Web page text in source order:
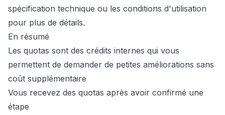
spécification technique ou les conditions d'utilisation
pour plus de détails.
En résumé
Les quotas sont des crédits internes qui vous
permettent de demander de petites améliorations sans
coût supplémentaire
Vous recevez des quotas après avoir confirmé une
étape